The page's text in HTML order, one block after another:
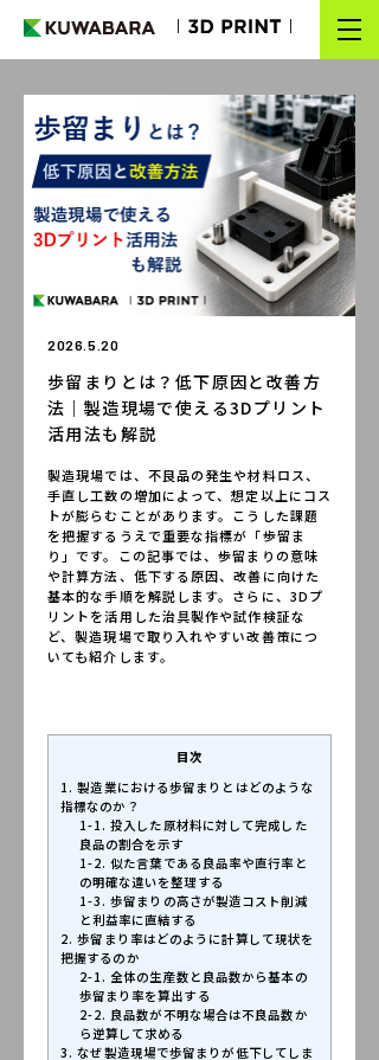
NEWS
SERVICE
GUIDE
MATERIAL
COLUMN
WORKS
簡易見積り
CONTACT
2026.5.20
歩留まりとは？低下原因と改善方
法｜製造現場で使える3Dプリント
活用法も解説
製造現場では、不良品の発生や材料ロス、
手直し工数の増加によって、想定以上にコス
トが膨らむことがあります。こうした課題
を把握するうえで重要な指標が「歩留ま
り」です。この記事では、歩留まりの意味
や計算方法、低下する原因、改善に向けた
基本的な手順を解説します。さらに、3Dプ
リントを活用した治具製作や試作検証な
ど、製造現場で取り入れやすい改善策につ
いても紹介します。
目次
1. 製造業における歩留まりとはどのような
指標なのか？
1-1. 投入した原材料に対して完成した
良品の割合を示す
1-2. 似た言葉である良品率や直行率と
の明確な違いを整理する
1-3. 歩留まりの高さが製造コスト削減
と利益率に直結する
2. 歩留まり率はどのように計算して現状を
把握するのか
2-1. 全体の生産数と良品数から基本の
歩留まり率を算出する
2-2. 良品数が不明な場合は不良品数か
ら逆算して求める
3. なぜ製造現場で歩留まりが低下してしま